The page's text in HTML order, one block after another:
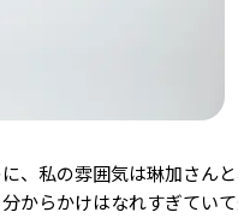
、私の雰囲気は琳加さん
からかけはなれすぎてい